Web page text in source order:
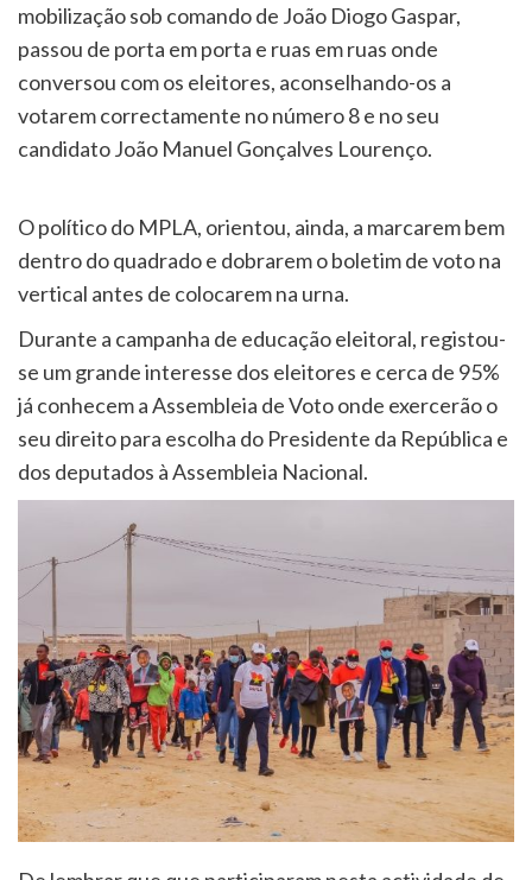
mobilização sob comando de João Diogo Gaspar,
passou de porta em porta e ruas em ruas onde
conversou com os eleitores, aconselhando-os a
votarem correctamente no número 8 e no seu
candidato João Manuel Gonçalves Lourenço.
O político do MPLA, orientou, ainda, a marcarem bem
dentro do quadrado e dobrarem o boletim de voto na
vertical antes de colocarem na urna.
Durante a campanha de educação eleitoral, registou-
se um grande interesse dos eleitores e cerca de 95%
já conhecem a Assembleia de Voto onde exercerão o
seu direito para escolha do Presidente da República e
dos deputados à Assembleia Nacional.